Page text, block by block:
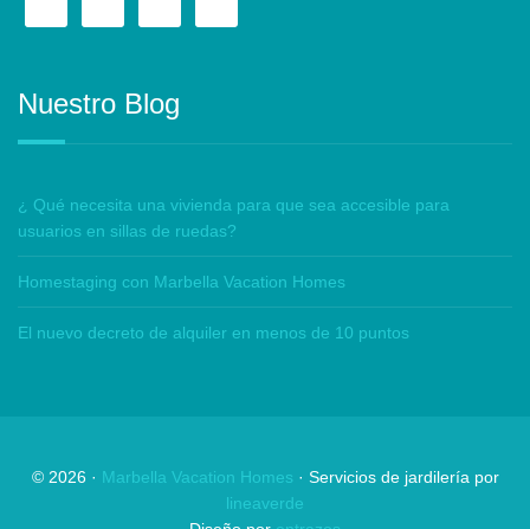
Nuestro Blog
¿ Qué necesita una vivienda para que sea accesible para
usuarios en sillas de ruedas?
Homestaging con Marbella Vacation Homes
El nuevo decreto de alquiler en menos de 10 puntos
© 2026· Marbella Vacation Homes · Servicios de jardilería por
lineaverde